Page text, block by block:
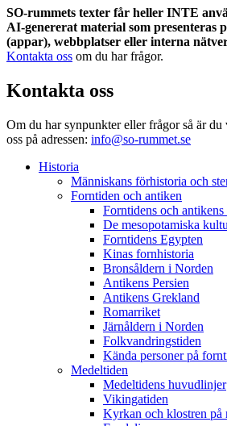
SO-rummets texter får heller INTE
AI-genererat material som presenteras
(appar), webbplatser eller interna
Kontakta oss om du har frågor.
Kontakta oss
Om du har synpunkter eller frågor så är
oss på adressen: info@so-rummet.se
Historia
Människans förhistoria och
Forntiden och antiken
Forntidens och
De mesopotamiska
Forntidens Egypten
Kinas fornhistoria
Bronsåldern i Norden
Antikens Persien
Antikens Grekland
Romarriket
Järnåldern i Norden
Folkvandringstiden
Kända personer på
Medeltiden
Medeltidens huvudlinjer
Vikingatiden
Kyrkan och klostren på